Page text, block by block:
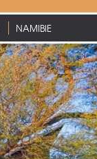
NAMIBIE